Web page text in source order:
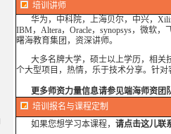
培训讲师
华为，中科院，上海贝尔，中兴，
IBM，Altera，Oracle，synopsys，微软
曙海教育集团，资深讲师。
大多名牌大学，硕士以上学历，相关
个大型项目，热情，乐于技术分享。针
更多师资力量信息请参见端海师资团
培训报名与课程定制
如果您想学习本课程， 请点击这儿联